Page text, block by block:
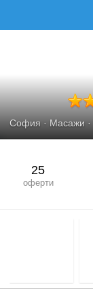
София · Масажи ·
25
оферти